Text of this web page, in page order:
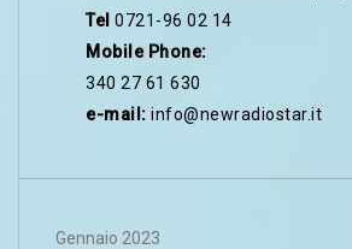
Tel 0721-96 02 14
Mobile Phone:
340 27 61 630
e-mail: info@newradiostar.it
Gennaio 2023